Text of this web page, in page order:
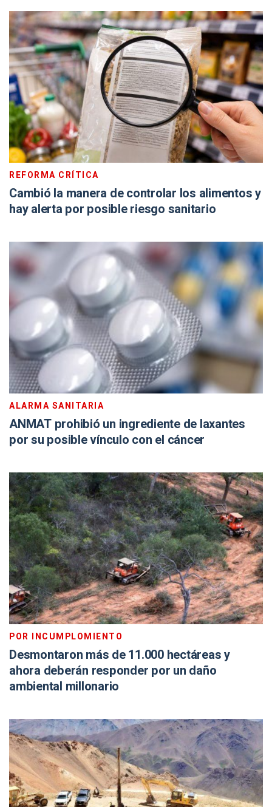
REFORMA CRÍTICA
Cambió la manera de controlar los alimentos y
hay alerta por posible riesgo sanitario
ALARMA SANITARIA
ANMAT prohibió un ingrediente de laxantes
por su posible vínculo con el cáncer
POR INCUMPLOMIENTO
Desmontaron más de 11.000 hectáreas y
ahora deberán responder por un daño
ambiental millonario